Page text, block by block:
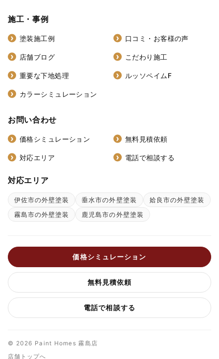
施工・事例
塗装施工例 口コミ・お客様の声
店舗ブログ こだわり施工
重要な下地処理 ルッソペイムF
カラーシミュレーション
お問い合わせ
価格シミュレーション 無料見積依頼
対応エリア 電話で相談する
対応エリア
伊佐市の外壁塗装 垂水市の外壁塗装
姶良市の外壁塗装
霧島市の外壁塗装
鹿児島市の外壁塗装
価格シミュレーション
無料見積依頼
電話で相談する
© 2026 Paint Homes 霧島店
店舗トップへ